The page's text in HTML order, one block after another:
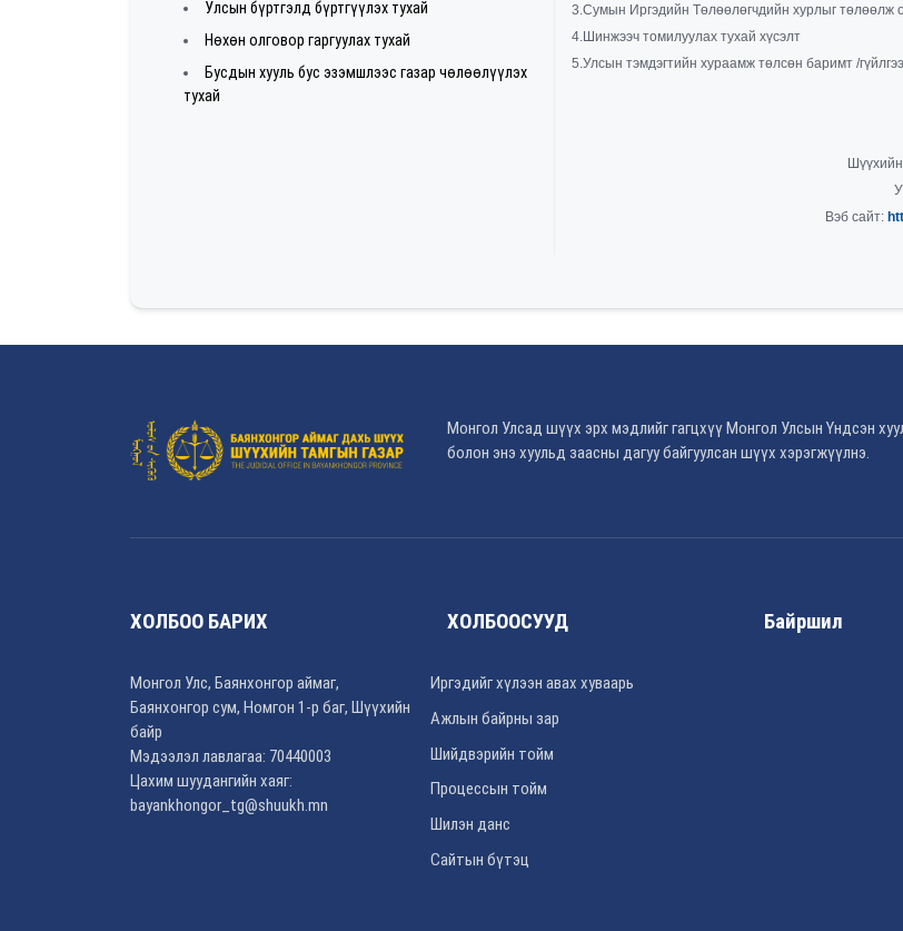
Улсын бүртгэлд бүртгүүлэх тухай
Нөхөн олговор гаргуулах тухай
Бусдын хууль бус эзэмшлээс газар чөлөөлүүлэх
тухай
3.Сумын Иргэдийн Төлөөлөгчдийн хурлыг төлөөлж
4.Шинжээч томилуулах тухай хүсэлт
5.Улсын тэмдэгтийн хураамж төлсөн баримт /
Вэб сайт:
Монгол Улсад шүүх эрх мэдлийг гагцхүү Монгол Улсын Үндсэн
болон энэ хуульд заасны дагуу байгуулсан шүүх хэрэгжүүлнэ.
ХОЛБОО БАРИХ
Монгол Улс, Баянхонгор аймаг,
Баянхонгор сум, Номгон 1-р баг, Шүүхийн
байр
Мэдээлэл лавлагаа: 70440003
Цахим шуудангийн хаяг:
bayankhongor_tg@shuukh.mn
ХОЛБООСУУД
Иргэдийг хүлээн авах хуваарь
Ажлын байрны зар
Шийдвэрийн тойм
Процессын тойм
Шилэн данс
Сайтын бүтэц
Байршил